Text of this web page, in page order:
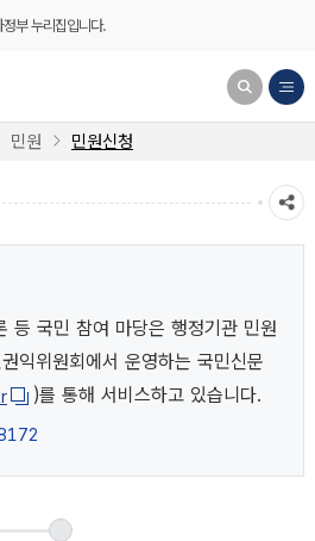
부 누리집입니다.
민원 민원신청
등 국민 참여 마당은 행정기관 민원
익위원회에서 운영하는 국민신문
)를 통해 서비스하고 있습니다.